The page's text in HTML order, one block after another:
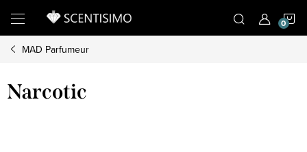
obsah
MAD Parfumeur
Narcotic